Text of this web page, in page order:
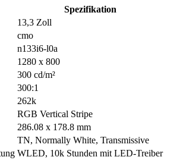
Spezifikation
13,3 Zoll
cmo
n133i6-l0a
1280 x 800
300 cd/m²
300:1
262k
RGB Vertical Stripe
286.08 x 178.8 mm
TN, Normally White, Transmissive
WLED, 10k Stunden mit LED-Treiber